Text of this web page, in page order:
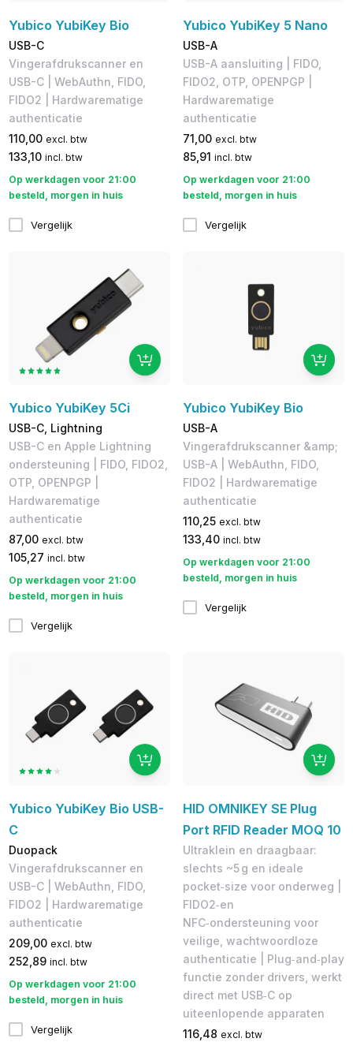
Yubico YubiKey Bio
USB-C
Vingerafdrukscanner en
USB-C | WebAuthn, FIDO,
FIDO2 | Hardwarematige
authenticatie
110,00 excl. btw
133,10 incl. btw
Op werkdagen voor 21:00
besteld, morgen in huis
Vergelijk
Yubico YubiKey 5 Nano
USB-A
USB-A aansluiting | FIDO,
FIDO2, OTP, OPENPGP |
Hardwarematige
authenticatie
71,00 excl. btw
85,91 incl. btw
Op werkdagen voor 21:00
besteld, morgen in huis
Vergelijk
Yubico YubiKey 5Ci
USB-C, Lightning
USB-C en Apple Lightning
ondersteuning | FIDO, FIDO2,
OTP, OPENPGP |
Hardwarematige
authenticatie
87,00 excl. btw
105,27 incl. btw
Op werkdagen voor 21:00
besteld, morgen in huis
Vergelijk
Yubico YubiKey Bio
USB-A
Vingerafdrukscanner &amp;
USB-A | WebAuthn, FIDO,
FIDO2 | Hardwarematige
authenticatie
110,25 excl. btw
133,40 incl. btw
Op werkdagen voor 21:00
besteld, morgen in huis
Vergelijk
Yubico YubiKey Bio USB-
C
Duopack
Vingerafdrukscanner en
USB-C | WebAuthn, FIDO,
FIDO2 | Hardwarematige
authenticatie
209,00 excl. btw
252,89 incl. btw
Op werkdagen voor 21:00
besteld, morgen in huis
Vergelijk
HID OMNIKEY SE Plug
Port RFID Reader MOQ 10
Ultraklein en draagbaar:
slechts ~5 g en ideale
pocket‑size voor onderweg |
FIDO2‑en
NFC‑ondersteuning voor
veilige, wachtwoordloze
authenticatie | Plug‑and‑play
functie zonder drivers, werkt
direct met USB‑C op
uiteenlopende apparaten
116,48 excl. btw